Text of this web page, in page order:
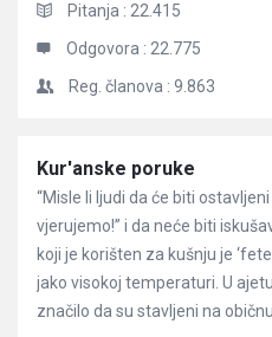
Pitanja : 22.415
Odgovora : 22.775
Reg. članova : 9.863
Članci
Kur'anske poruke
“Misle li ljudi da će biti
vjerujemo!” i da neće biti
koji je korišten za kušnju je
jako visokoj temperaturi. U
značilo da su stavljeni na običnu